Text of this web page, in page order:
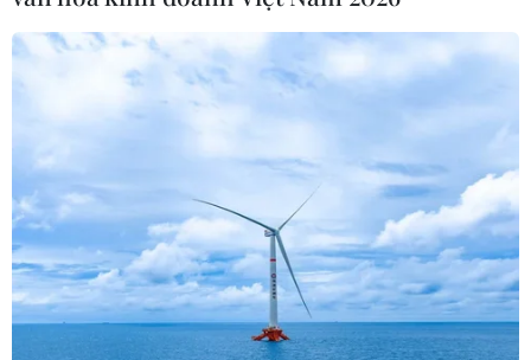
#Buôn bán ma túy
#Ma túy tổng hợp
#Vận chuyển ma túy
#Chuyên án Điện Biên